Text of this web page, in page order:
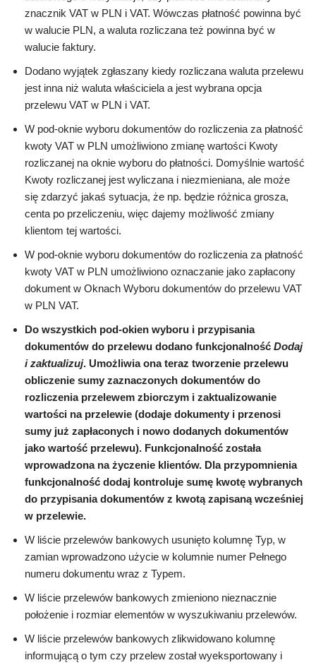
znacznik VAT w PLN i VAT. Wówczas płatność powinna być
w walucie PLN, a waluta rozliczana też powinna być w
walucie faktury.
Dodano wyjątek zgłaszany kiedy rozliczana waluta przelewu
jest inna niż waluta właściciela a jest wybrana opcja
przelewu VAT w PLN i VAT.
W pod-oknie wyboru dokumentów do rozliczenia za płatność
kwoty VAT w PLN umożliwiono zmianę wartości Kwoty
rozliczanej na oknie wyboru do płatności. Domyślnie wartość
Kwoty rozliczanej jest wyliczana i niezmieniana, ale może
się zdarzyć jakaś sytuacja, że np. będzie różnica grosza,
centa po przeliczeniu, więc dajemy możliwość zmiany
klientom tej wartości.
W pod-oknie wyboru dokumentów do rozliczenia za płatność
kwoty VAT w PLN umożliwiono oznaczanie jako zapłacony
dokument w Oknach Wyboru dokumentów do przelewu VAT
w PLN VAT.
Do wszystkich pod-okien wyboru i przypisania
dokumentów do przelewu dodano funkcjonalność Dodaj
i zaktualizuj. Umożliwia ona teraz tworzenie przelewu
obliczenie sumy zaznaczonych dokumentów do
rozliczenia przelewem zbiorczym i zaktualizowanie
wartości na przelewie (dodaje dokumenty i przenosi
sumy już zapłaconych i nowo dodanych dokumentów
jako wartość przelewu). Funkcjonalność została
wprowadzona na życzenie klientów. Dla przypomnienia
funkcjonalność dodaj kontroluje sumę kwotę wybranych
do przypisania dokumentów z kwotą zapisaną wcześniej
w przelewie.
W liście przelewów bankowych usunięto kolumnę Typ, w
zamian wprowadzono użycie w kolumnie numer Pełnego
numeru dokumentu wraz z Typem.
W liście przelewów bankowych zmieniono nieznacznie
położenie i rozmiar elementów w wyszukiwaniu przelewów.
W liście przelewów bankowych zlikwidowano kolumnę
informującą o tym czy przelew został wyeksportowany i